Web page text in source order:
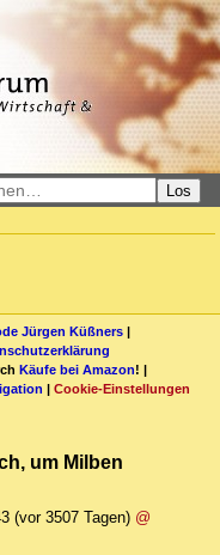
Los
Jürgen Küßners |
Käufe bei Amazon! |
| Cookie-Einstellungen
um Milben
(vor 3507 Tagen) @